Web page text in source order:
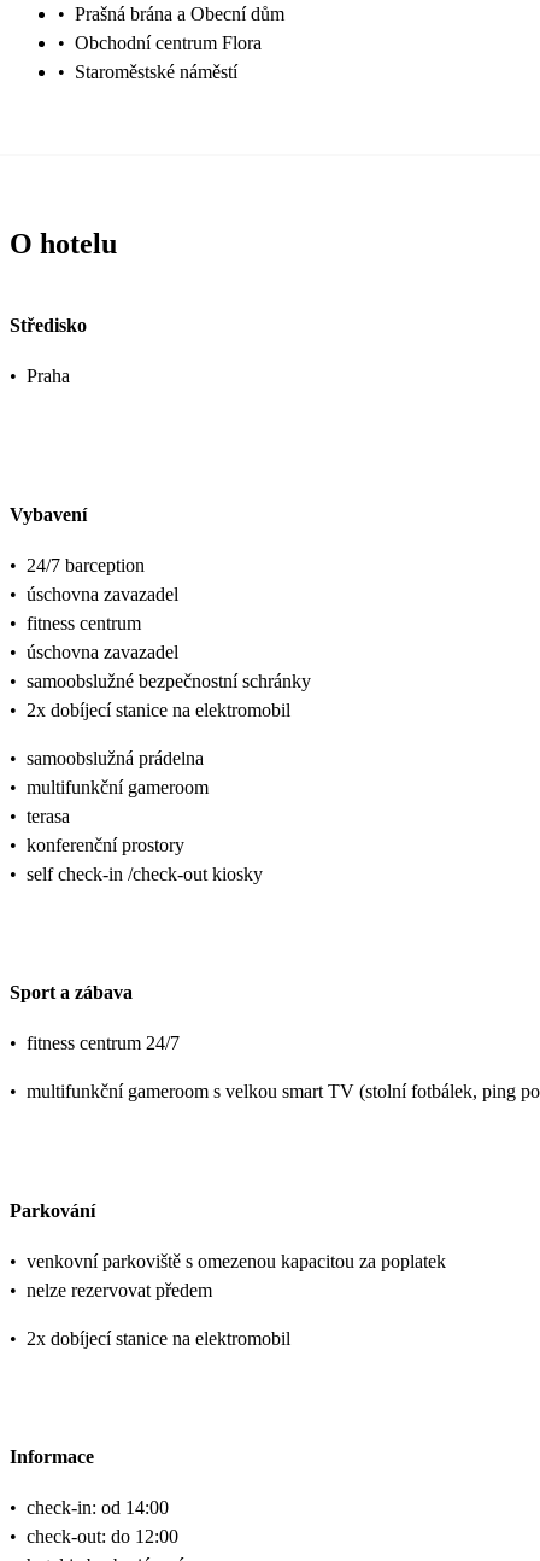
• Prašná brána a Obecní dům
• Obchodní centrum Flora
• Staroměstské náměstí
O hotelu
Středisko
• Praha
Vybavení
• 24/7 barception
• úschovna zavazadel
• fitness centrum
• úschovna zavazadel
• samoobslužné bezpečnostní schránky
• 2x dobíjecí stanice na elektromobil
• samoobslužná prádelna
• multifunkční gameroom
• terasa
• konferenční prostory
• self check-in /check-out kiosky
Sport a zábava
• fitness centrum 24/7
• multifunkční gameroom s velkou smart TV (stolní fotbálek, ping
Parkování
• venkovní parkoviště s omezenou kapacitou za poplatek
• nelze rezervovat předem
• 2x dobíjecí stanice na elektromobil
Informace
• check-in: od 14:00
• check-out: do 12:00